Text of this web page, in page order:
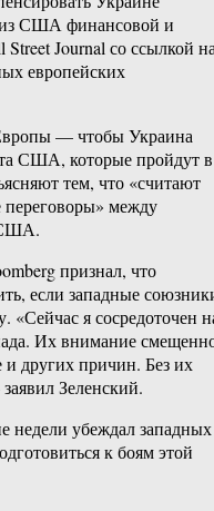
из США финансовой и
Journal со ссылкой
европейских
— чтобы Украина
США, которые пройдут в
тем, что «считают
между
США.
признал, что
если западные
«Сейчас я сосредоточен
Их внимание
других причин. Без их
Зеленский.
недели убеждал западных
к боям этой